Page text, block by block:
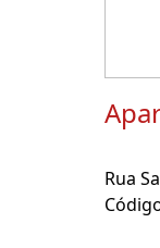
Rua